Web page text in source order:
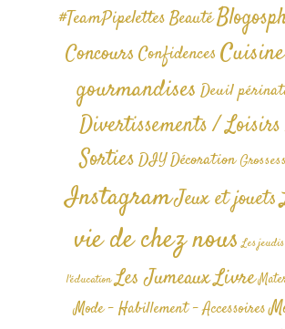
#TeamPipelettesBeauté
ConcoursConfidences
gourmandises Deuil
Divertissements /
SortiesDIYDécoration
InstagramJeux et jouets
vie de chez nous Les
l'éducation Les JumeauxLivre
Mode - Habillement - Accessoires